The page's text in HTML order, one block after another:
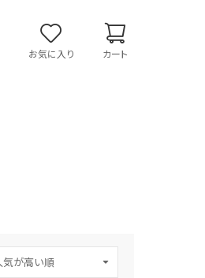
お気に入り カート